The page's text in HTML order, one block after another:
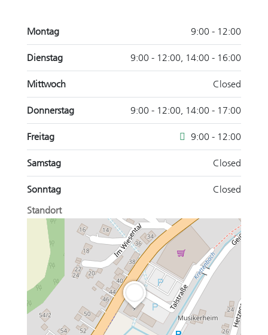
Montag 9:00 - 12:00
Dienstag 9:00 - 12:00, 14:00 - 16:00
Mittwoch Closed
Donnerstag 9:00 - 12:00, 14:00 - 17:00
Freitag 9:00 - 12:00
Samstag Closed
Sonntag
Closed
Standort